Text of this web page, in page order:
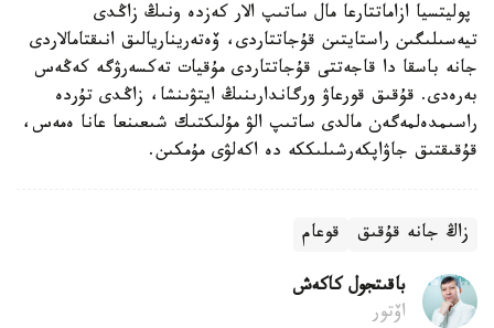
پوليتسيا ازاماتتارعا مال ساتىپ الار كەزدە ونىڭ زاڭدى
تيەسىلىگىن راستايتىن قۇجاتتاردى، ۆەتەريناريالىق انىقتامالاردى
جانە باسقا دا قاجەتتى قۇجاتتاردى مۇقيات تەكسەرۋگە كەڭەس
بەرەدى. قۇقىق قورعاۋ ورگاندارىنىڭ ايتۋىنشا، زاڭدى تۇردە
راسىمدەلمەگەن مالدى ساتىپ الۋ مۇلىكتىك شىعىنعا عانا ەمەس،
قۇقىقتىق جاۋاپكەرشىلىككە دە اكەلۋى مۇمكىن.
زاڭ جانە قۇقىق قوعام
باقىتجول كاكەش
اۆتور